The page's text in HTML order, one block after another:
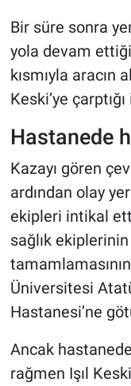
Bir süre sonra
yola devam
kısmıyla aracın
Keski’ye
Hastanede
Kazayı gören
ardından olay
ekipleri intikal
sağlık
Üniversitesi
Hastanesi’ne
Ancak
rağmen Işıl